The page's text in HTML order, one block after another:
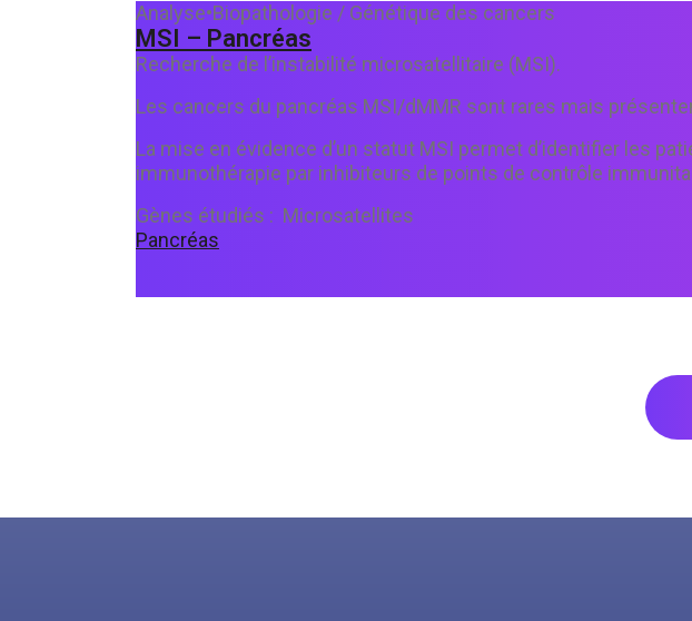
Analyse•Biopathologie / Génétique des cancers
MSI – Pancréas
Recherche de l’instabilité microsatellitaire (MSI).
Les cancers du pancréas MSI/dMMR sont rares mais
La mise en évidence d’un statut MSI permet d’identifier les
immunothérapie par inhibiteurs de points de contrôle
Gènes étudiés : Microsatellites
Pancréas